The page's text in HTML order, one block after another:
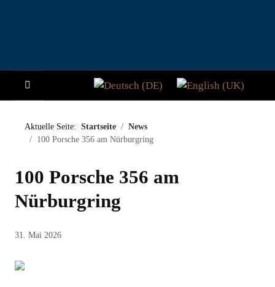
NEWS
STORY
BESUCHER
TEILNAHME
Sprache auswählen
Aktuelle Seite: Startseite
News
100 Porsche 356 am Nürburgring
100 Porsche 356 am
Nürburgring
31. Mai 2026